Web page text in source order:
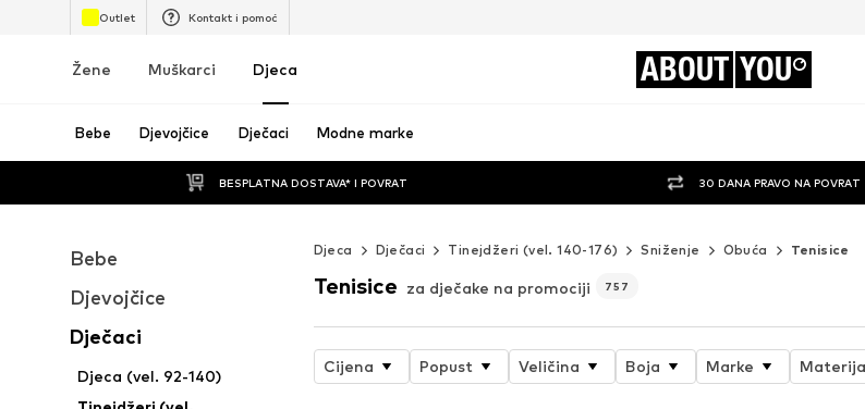
Outlet Kontakt i pomoć
Žene Muškarci Djeca ABOUT YOU
Bebe Djevojčice Dječaci Modne marke
BESPLATNA DOSTAVA* I POVRAT 30 DANA PRAVO NA POVRAT
Bebe
Djevojčice
Dječaci
Djeca (vel. 92-140)
Djeca Dječaci Tinejdžeri (vel. 140-176) Sniženje Obuća Tenisice
Tenisice za dječake na promociji 757
Cijena Popust Veličina Boja Marke